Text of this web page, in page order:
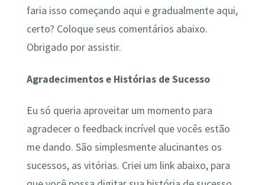
faria isso começando aqui e gradualmente aqui,
certo? Coloque seus comentários abaixo.
Obrigado por assistir.
Agradecimentos e Histórias de Sucesso
Eu só queria aproveitar um momento para
agradecer o feedback incrível que vocês estão
me dando. São simplesmente alucinantes os
sucessos, as vitórias. Criei um link abaixo, para